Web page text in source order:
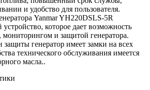
и удобство для пользователя.
Yanmar YH220DSLS-5R
устройство, которое дает возможность
мониторингом и защитой генератора.
защиты генератор имеет замки на всех
технического обслуживания имеется
масла..